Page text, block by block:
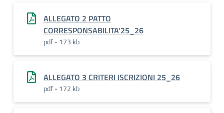
ALLEGATO 2 PATTO
CORRESPONSABILITA'25_26
pdf - 173 kb
ALLEGATO 3 CRITERI ISCRIZIONI 25_26
pdf - 172 kb